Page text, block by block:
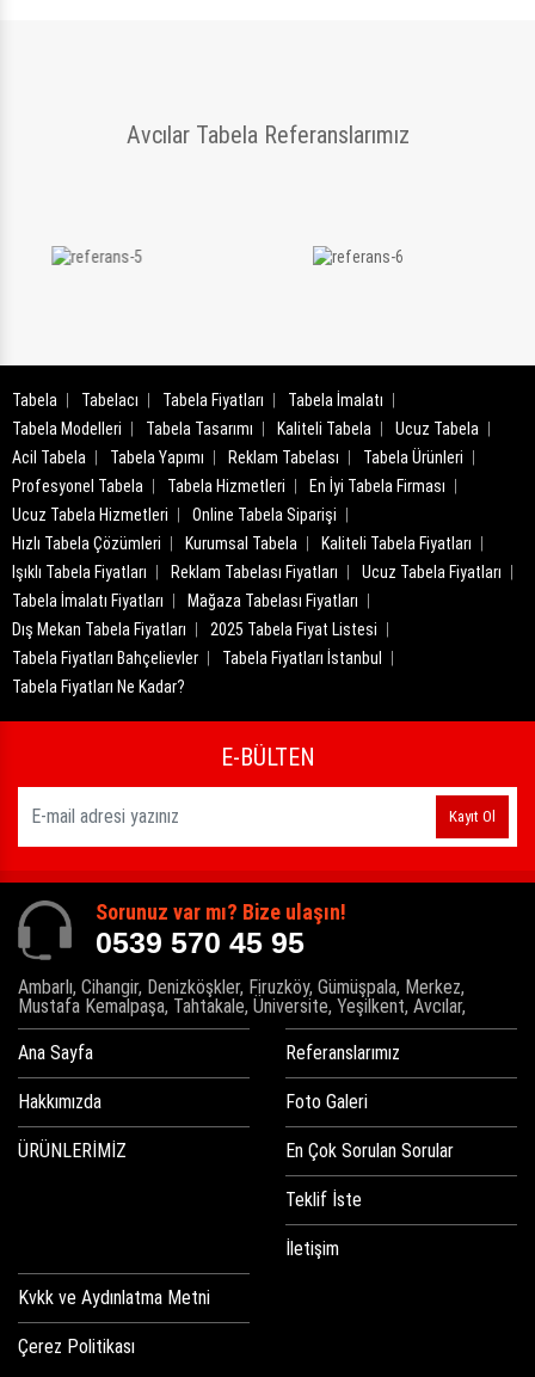
Avcılar Tabela Referanslarımız
Tabela Tabelacı Tabela Fiyatları
Tabela İmalatı
Tabela Modelleri
Tabela Tasarımı Kaliteli Tabela
Ucuz Tabela
Acil Tabela
Tabela Yapımı Reklam Tabelası
Tabela Ürünleri
Profesyonel Tabela
Tabela Hizmetleri
En İyi Tabela Firması
Ucuz Tabela Hizmetleri
Online Tabela Siparişi
Hızlı Tabela Çözümleri
Kurumsal Tabela
Kaliteli Tabela Fiyatları
Işıklı Tabela Fiyatları
Reklam Tabelası Fiyatları
Ucuz Tabela Fiyatları
Tabela İmalatı Fiyatları
Mağaza Tabelası Fiyatları
Dış Mekan Tabela Fiyatları
2025 Tabela Fiyat Listesi
Tabela Fiyatları Bahçelievler
Tabela Fiyatları İstanbul
Tabela Fiyatları Ne Kadar?
E-BÜLTEN
Kayıt Ol
Sorunuz var mı? Bize ulaşın!
0539 570 45 95
Ambarlı, Cihangir, Denizköşkler, Firuzköy, Gümüşpala, Merkez,
Mustafa Kemalpaşa, Tahtakale, Üniversite, Yeşilkent, Avcılar,
Ana Sayfa
Hakkımızda
ÜRÜNLERİMİZ
Referanslarımız
Foto Galeri
En Çok Sorulan Sorular
Teklif İste
İletişim
Kvkk ve Aydınlatma Metni
Çerez Politikası